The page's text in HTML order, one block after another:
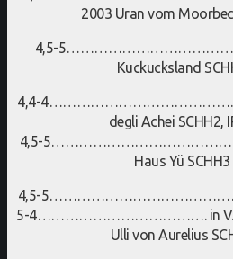
2003 Uran vom
4,5-
Kuckucksland
4,4-4………………………………………
degli Achei SCHH2,
4,5-5………………………………………
Haus Yü SCHH3
4,5-5………………………………………
5-4………………………………. in
Ulli von Aurelius